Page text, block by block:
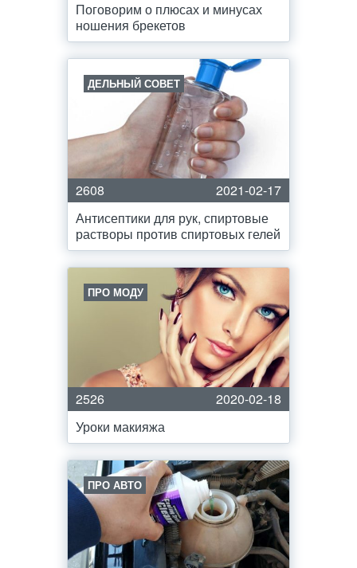
Поговорим о плюсах и минусах
ношения брекетов
ДЕЛЬНЫЙ СОВЕТ
2608
2021-02-17
Антисептики для рук, спиртовые
растворы против спиртовых гелей
ПРО МОДУ
2526
2020-02-18
Уроки макияжа
ПРО АВТО